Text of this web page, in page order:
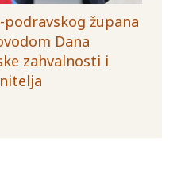
župana
Dana
zahvalnosti i